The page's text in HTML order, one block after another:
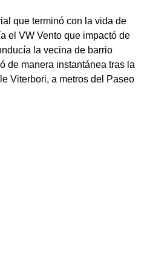
que terminó con la vida de
el VW Vento que impactó de
la vecina de barrio
de manera instantánea tras la
Viterbori, a metros del Paseo